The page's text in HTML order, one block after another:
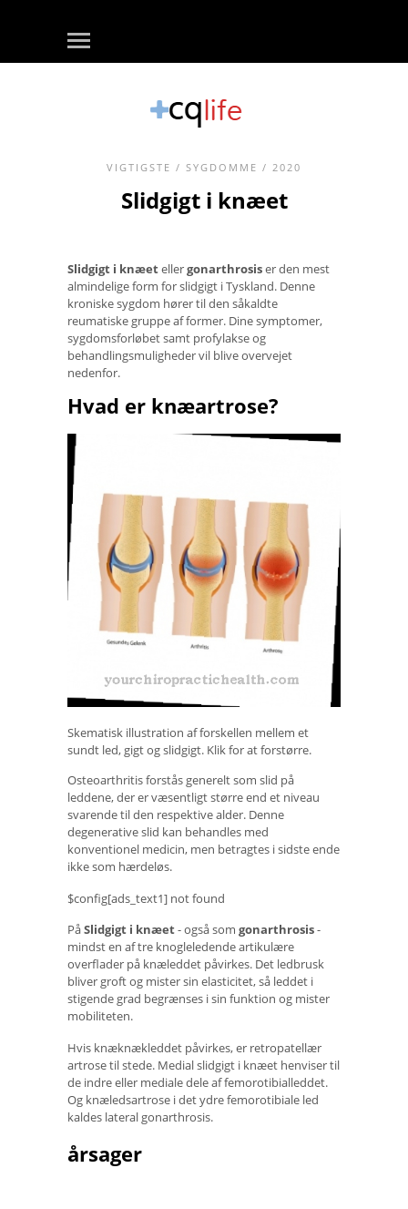
VIGTIGSTE / SYGDOMME / 2020
Slidgigt i knæet
Slidgigt i knæetellergonarthrosiser den mest
almindelige form for slidgigt i Tyskland. Denne
kroniske sygdom hører til den såkaldte
reumatiske gruppe af former. Dine symptomer,
sygdomsforløbet samt profylakse og
behandlingsmuligheder vil blive overvejet
nedenfor.
Hvad er knæartrose?
Skematisk illustration af forskellen mellem et
sundt led, gigt og slidgigt. Klik for at forstørre.
Osteoarthritis forstås generelt som slid på
leddene, der er væsentligt større end et niveau
svarende til den respektive alder. Denne
degenerative slid kan behandles med
konventionel medicin, men betragtes i sidste ende
ikke som hærdeløs.
$config[ads_text1] not found
PåSlidgigt i knæet- også som gonarthrosis-
mindst en af ​​tre knogleledende artikulære
overflader på knæleddet påvirkes. Det ledbrusk
bliver groft og mister sin elasticitet, så leddet i
stigende grad begrænses i sin funktion og mister
mobiliteten.
Hvis knæknækleddet påvirkes, er retropatellær
artrose til stede. Medial slidgigt i knæet henviser til
de indre eller mediale dele af femorotibialleddet.
Og knæledsartrose i det ydre femorotibiale led
kaldes lateral gonarthrosis.
årsager